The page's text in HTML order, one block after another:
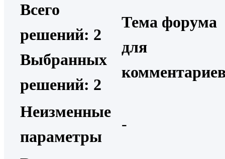
Всего
решений: 2
Выбранных
решений: 2
Тема форума
для
Неизменные
параметры
-